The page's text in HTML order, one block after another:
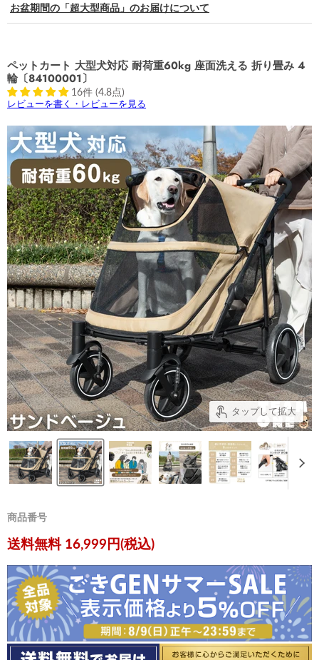
お盆期間の「超大型商品」のお届けについて
ペットカート 大型犬対応 耐荷重60kg 座面洗える 折り畳み 4
輪〔84100001〕
16件 (4.8点)
レビューを書く・レビューを見る
タップして拡大
商品番号
現在の価格
送料無料 16,999円(税込)